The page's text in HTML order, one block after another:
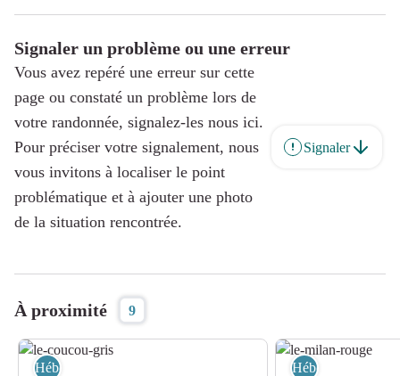
Signaler un problème ou une erreur
Vous avez repéré une erreur sur cette
page ou constaté un problème lors de
votre randonnée, signalez-les nous ici.
Pour préciser votre signalement, nous
vous invitons à localiser le point
problématique et à ajouter une photo
de la situation rencontrée.
Signaler
À proximité 9
Hébergement Hébergement